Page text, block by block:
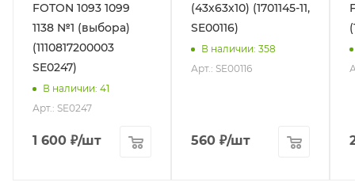
FOTON 1093 1099
1138 №1 (выбора)
(1110817200003
SE0247)
В наличии: 41
Арт.: SE0247
1 600 ₽/шт
(43х63х10) (1701145-11,
SE00116)
В наличии: 358
Арт.: SE00116
560 ₽/шт